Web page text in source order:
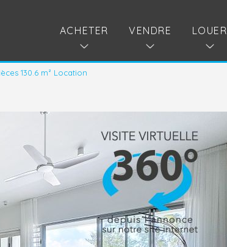
ACHETER VENDRE LOUER
130.6 m² Location